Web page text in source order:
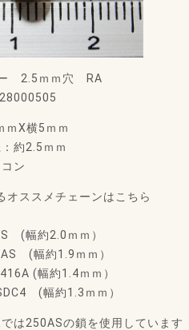
ー 2.5ｍｍ穴 RA
ｍX横5ｍｍ
約2.5ｍｍ
ン
オススメチェーンはこちら
(幅約2.0ｍｍ）
(幅約1.9ｍｍ）
(幅約1.4ｍｍ）
(幅約1.3ｍｍ）
は250ASの鎖を使用しています